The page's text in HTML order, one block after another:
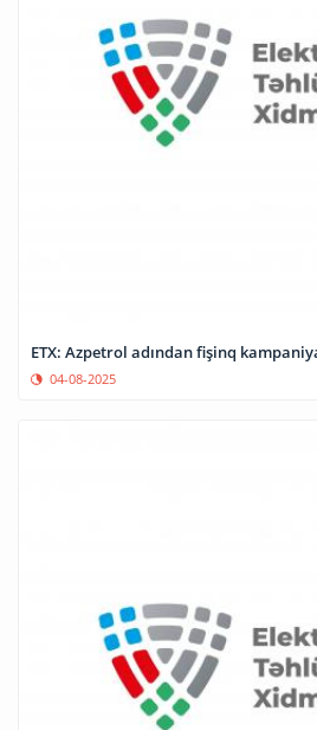
ETX: Azpetrol adından fişinq
04-08-2025